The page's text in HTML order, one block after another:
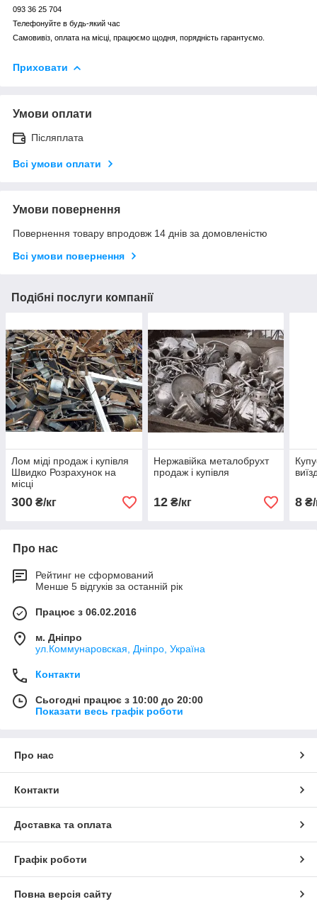
093 36 25 704
Телефонуйте в будь-який час
Самовивіз, оплата на місці, працюємо щодня, порядність гарантуємо.
Приховати
Умови оплати
Післяплата
Всі умови оплати
Умови повернення
Повернення товару впродовж 14 днів за домовленістю
Всі умови повернення
Подібні послуги компанії
Лом міді продаж і купівля
Швидко Розрахунок на
місці
300 ₴/кг
Нержавійка металобрухт
продаж і купівля
12₴/кг 8 ₴/
Про нас
Рейтинг не сформований
Менше 5 відгуків за останній рік
Працює з 06.02.2016
м. Дніпро
ул.Коммунаровская, Дніпро, Україна
Контакти
Сьогодні працює з 10:00 до 20:00
Показати весь графік роботи
Про нас
Контакти
Доставка та оплата
Графік роботи
Повна версія сайту